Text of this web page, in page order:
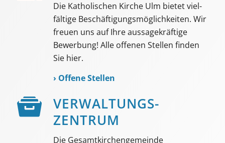
Die Katholischen Kirche Ulm bietet viel­
fältige Beschäf­tigungs­möglich­keiten. Wir
freuen uns auf Ihre aussage­kräftige
Bewerbung! Alle offenen Stellen finden
Sie hier.
› Offene Stellen
VER­WALTUNGS­­
ZENTRUM
Die Gesamtkirchengemeinde